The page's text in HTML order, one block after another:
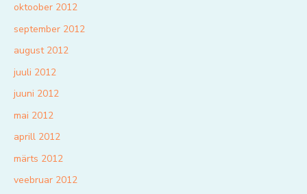
oktoober 2012
september 2012
august 2012
juuli 2012
juuni 2012
mai 2012
aprill 2012
märts 2012
veebruar 2012